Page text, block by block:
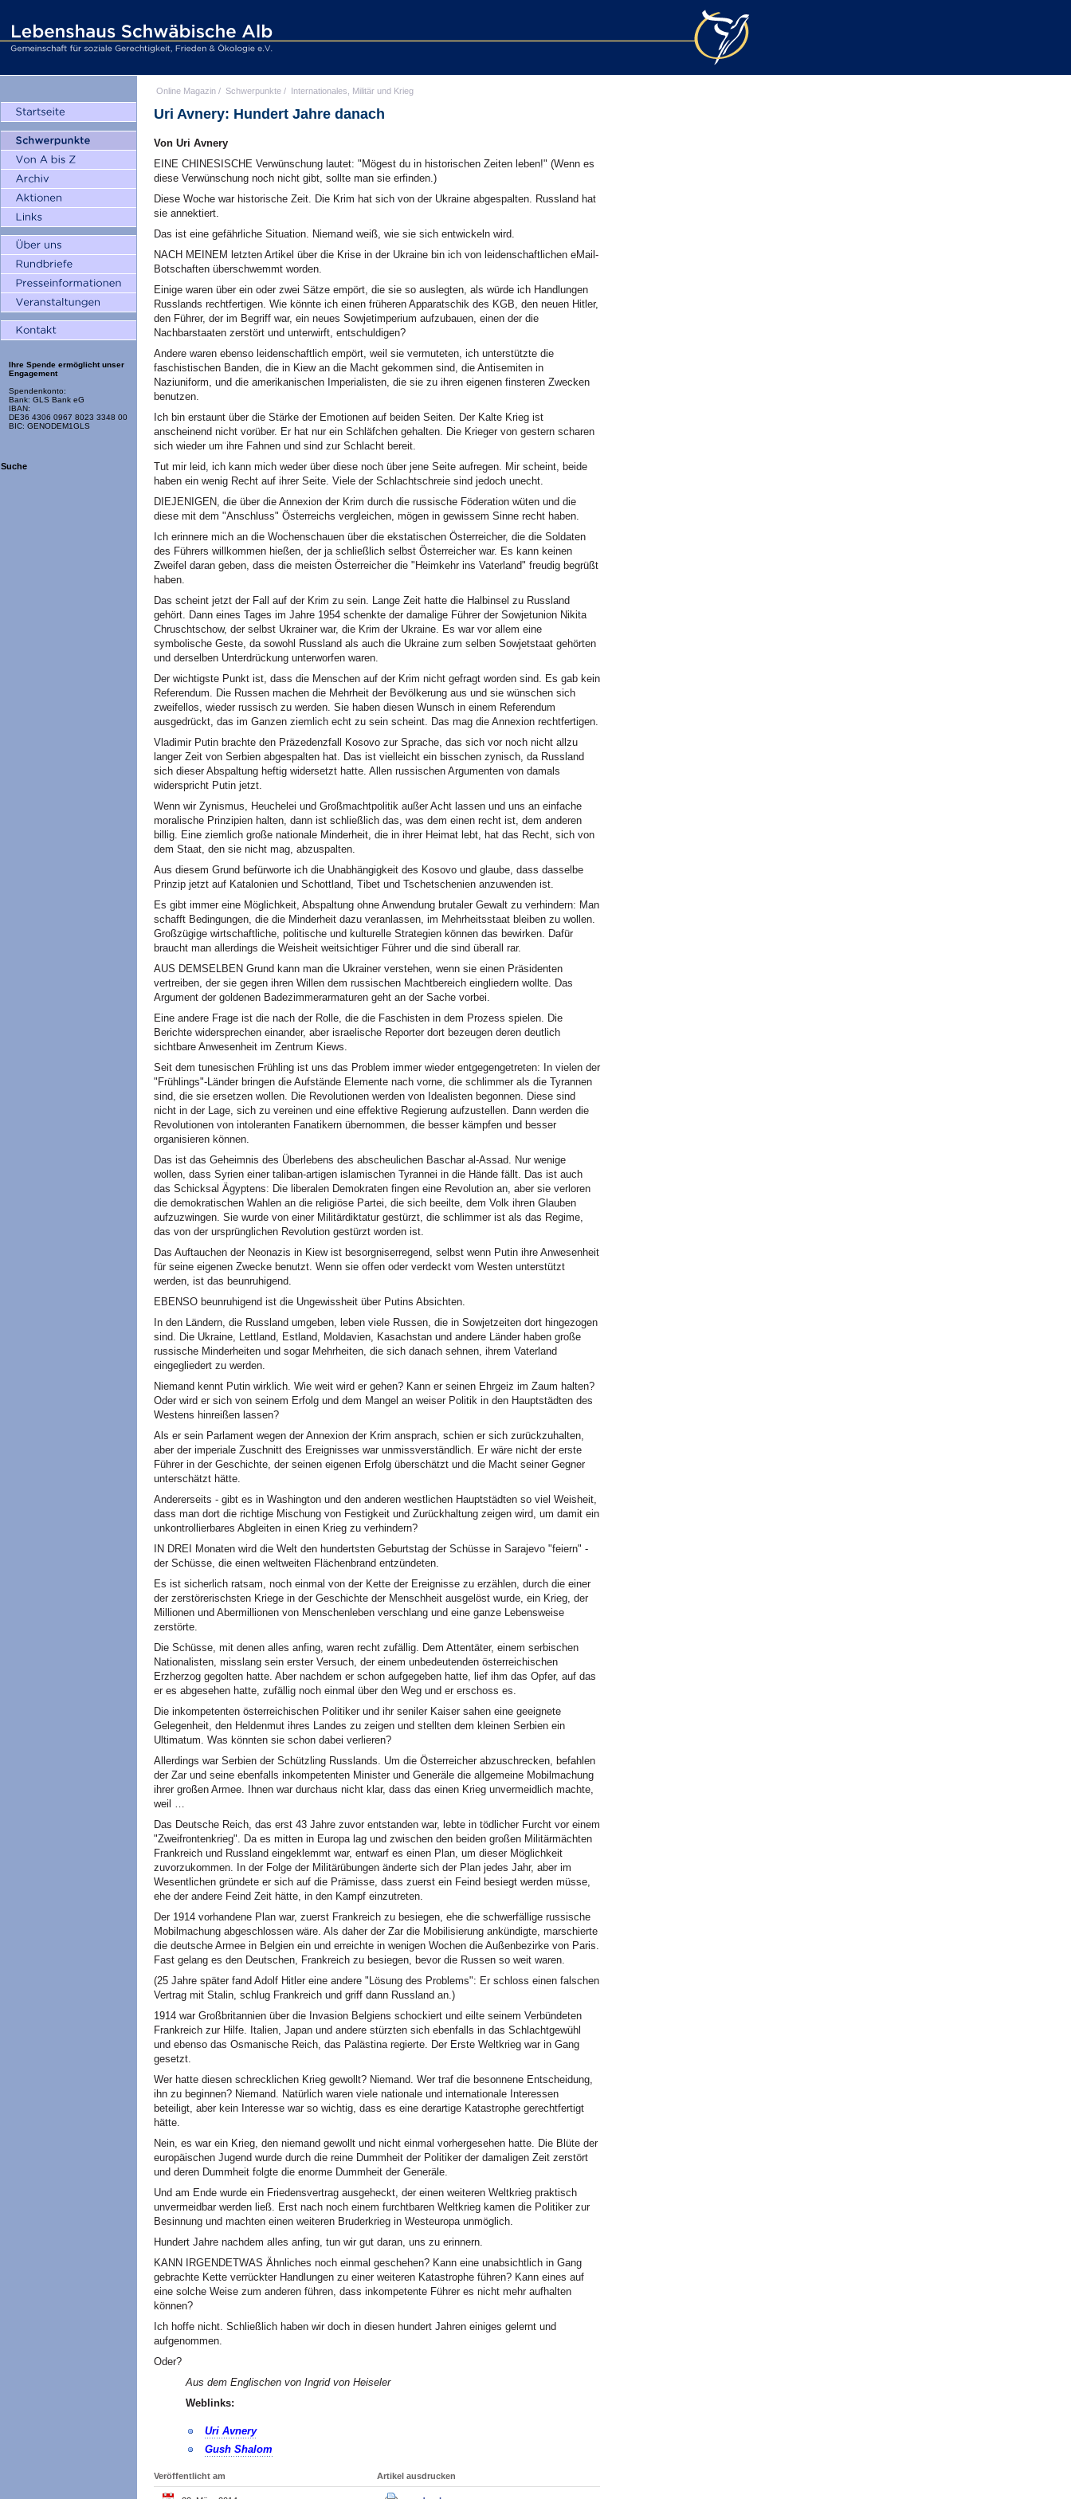
Ihre Spende ermöglicht unser
Engagement
Spendenkonto:
Bank: GLS Bank eG
IBAN:
DE36 4306 0967 8023 3348 00
BIC: GENODEM1GLS
Suche
Online Magazin / Schwerpunkte / Internationales, Militär und Krieg
Uri Avnery: Hundert Jahre danach
Von Uri Avnery
EINE CHINESISCHE Verwünschung lautet: "Mögest du in historischen Zeiten leben!" (Wenn es
diese Verwünschung noch nicht gibt, sollte man sie erfinden.)
Diese Woche war historische Zeit. Die Krim hat sich von der Ukraine abgespalten. Russland hat
sie annektiert.
Das ist eine gefährliche Situation. Niemand weiß, wie sie sich entwickeln wird.
NACH MEINEM letzten Artikel über die Krise in der Ukraine bin ich von leidenschaftlichen eMail-
Botschaften überschwemmt worden.
Einige waren über ein oder zwei Sätze empört, die sie so auslegten, als würde ich Handlungen
Russlands rechtfertigen. Wie könnte ich einen früheren Apparatschik des KGB, den neuen Hitler,
den Führer, der im Begriff war, ein neues Sowjetimperium aufzubauen, einen der die
Nachbarstaaten zerstört und unterwirft, entschuldigen?
Andere waren ebenso leidenschaftlich empört, weil sie vermuteten, ich unterstützte die
faschistischen Banden, die in Kiew an die Macht gekommen sind, die Antisemiten in
Naziuniform, und die amerikanischen Imperialisten, die sie zu ihren eigenen finsteren Zwecken
benutzen.
Ich bin erstaunt über die Stärke der Emotionen auf beiden Seiten. Der Kalte Krieg ist
anscheinend nicht vorüber. Er hat nur ein Schläfchen gehalten. Die Krieger von gestern scharen
sich wieder um ihre Fahnen und sind zur Schlacht bereit.
Tut mir leid, ich kann mich weder über diese noch über jene Seite aufregen. Mir scheint, beide
haben ein wenig Recht auf ihrer Seite. Viele der Schlachtschreie sind jedoch unecht.
DIEJENIGEN, die über die Annexion der Krim durch die russische Föderation wüten und die
diese mit dem "Anschluss" Österreichs vergleichen, mögen in gewissem Sinne recht haben.
Ich erinnere mich an die Wochenschauen über die ekstatischen Österreicher, die die Soldaten
des Führers willkommen hießen, der ja schließlich selbst Österreicher war. Es kann keinen
Zweifel daran geben, dass die meisten Österreicher die "Heimkehr ins Vaterland" freudig begrüßt
haben.
Das scheint jetzt der Fall auf der Krim zu sein. Lange Zeit hatte die Halbinsel zu Russland
gehört. Dann eines Tages im Jahre 1954 schenkte der damalige Führer der Sowjetunion Nikita
Chruschtschow, der selbst Ukrainer war, die Krim der Ukraine. Es war vor allem eine
symbolische Geste, da sowohl Russland als auch die Ukraine zum selben Sowjetstaat gehörten
und derselben Unterdrückung unterworfen waren.
Der wichtigste Punkt ist, dass die Menschen auf der Krim nicht gefragt worden sind. Es gab kein
Referendum. Die Russen machen die Mehrheit der Bevölkerung aus und sie wünschen sich
zweifellos, wieder russisch zu werden. Sie haben diesen Wunsch in einem Referendum
ausgedrückt, das im Ganzen ziemlich echt zu sein scheint. Das mag die Annexion rechtfertigen.
Vladimir Putin brachte den Präzedenzfall Kosovo zur Sprache, das sich vor noch nicht allzu
langer Zeit von Serbien abgespalten hat. Das ist vielleicht ein bisschen zynisch, da Russland
sich dieser Abspaltung heftig widersetzt hatte. Allen russischen Argumenten von damals
widerspricht Putin jetzt.
Wenn wir Zynismus, Heuchelei und Großmachtpolitik außer Acht lassen und uns an einfache
moralische Prinzipien halten, dann ist schließlich das, was dem einen recht ist, dem anderen
billig. Eine ziemlich große nationale Minderheit, die in ihrer Heimat lebt, hat das Recht, sich von
dem Staat, den sie nicht mag, abzuspalten.
Aus diesem Grund befürworte ich die Unabhängigkeit des Kosovo und glaube, dass dasselbe
Prinzip jetzt auf Katalonien und Schottland, Tibet und Tschetschenien anzuwenden ist.
Es gibt immer eine Möglichkeit, Abspaltung ohne Anwendung brutaler Gewalt zu verhindern: Man
schafft Bedingungen, die die Minderheit dazu veranlassen, im Mehrheitsstaat bleiben zu wollen.
Großzügige wirtschaftliche, politische und kulturelle Strategien können das bewirken. Dafür
braucht man allerdings die Weisheit weitsichtiger Führer und die sind überall rar.
AUS DEMSELBEN Grund kann man die Ukrainer verstehen, wenn sie einen Präsidenten
vertreiben, der sie gegen ihren Willen dem russischen Machtbereich eingliedern wollte. Das
Argument der goldenen Badezimmerarmaturen geht an der Sache vorbei.
Eine andere Frage ist die nach der Rolle, die die Faschisten in dem Prozess spielen. Die
Berichte widersprechen einander, aber israelische Reporter dort bezeugen deren deutlich
sichtbare Anwesenheit im Zentrum Kiews.
Seit dem tunesischen Frühling ist uns das Problem immer wieder entgegengetreten: In vielen der
"Frühlings"-Länder bringen die Aufstände Elemente nach vorne, die schlimmer als die Tyrannen
sind, die sie ersetzen wollen. Die Revolutionen werden von Idealisten begonnen. Diese sind
nicht in der Lage, sich zu vereinen und eine effektive Regierung aufzustellen. Dann werden die
Revolutionen von intoleranten Fanatikern übernommen, die besser kämpfen und besser
organisieren können.
Das ist das Geheimnis des Überlebens des abscheulichen Baschar al-Assad. Nur wenige
wollen, dass Syrien einer taliban-artigen islamischen Tyrannei in die Hände fällt. Das ist auch
das Schicksal Ägyptens: Die liberalen Demokraten fingen eine Revolution an, aber sie verloren
die demokratischen Wahlen an die religiöse Partei, die sich beeilte, dem Volk ihren Glauben
aufzuzwingen. Sie wurde von einer Militärdiktatur gestürzt, die schlimmer ist als das Regime,
das von der ursprünglichen Revolution gestürzt worden ist.
Das Auftauchen der Neonazis in Kiew ist besorgniserregend, selbst wenn Putin ihre Anwesenheit
für seine eigenen Zwecke benutzt. Wenn sie offen oder verdeckt vom Westen unterstützt
werden, ist das beunruhigend.
EBENSO beunruhigend ist die Ungewissheit über Putins Absichten.
In den Ländern, die Russland umgeben, leben viele Russen, die in Sowjetzeiten dort hingezogen
sind. Die Ukraine, Lettland, Estland, Moldavien, Kasachstan und andere Länder haben große
russische Minderheiten und sogar Mehrheiten, die sich danach sehnen, ihrem Vaterland
eingegliedert zu werden.
Niemand kennt Putin wirklich. Wie weit wird er gehen? Kann er seinen Ehrgeiz im Zaum halten?
Oder wird er sich von seinem Erfolg und dem Mangel an weiser Politik in den Hauptstädten des
Westens hinreißen lassen?
Als er sein Parlament wegen der Annexion der Krim ansprach, schien er sich zurückzuhalten,
aber der imperiale Zuschnitt des Ereignisses war unmissverständlich. Er wäre nicht der erste
Führer in der Geschichte, der seinen eigenen Erfolg überschätzt und die Macht seiner Gegner
unterschätzt hätte.
Andererseits - gibt es in Washington und den anderen westlichen Hauptstädten so viel Weisheit,
dass man dort die richtige Mischung von Festigkeit und Zurückhaltung zeigen wird, um damit ein
unkontrollierbares Abgleiten in einen Krieg zu verhindern?
IN DREI Monaten wird die Welt den hundertsten Geburtstag der Schüsse in Sarajevo "feiern" -
der Schüsse, die einen weltweiten Flächenbrand entzündeten.
Es ist sicherlich ratsam, noch einmal von der Kette der Ereignisse zu erzählen, durch die einer
der zerstörerischsten Kriege in der Geschichte der Menschheit ausgelöst wurde, ein Krieg, der
Millionen und Abermillionen von Menschenleben verschlang und eine ganze Lebensweise
zerstörte.
Die Schüsse, mit denen alles anfing, waren recht zufällig. Dem Attentäter, einem serbischen
Nationalisten, misslang sein erster Versuch, der einem unbedeutenden österreichischen
Erzherzog gegolten hatte. Aber nachdem er schon aufgegeben hatte, lief ihm das Opfer, auf das
er es abgesehen hatte, zufällig noch einmal über den Weg und er erschoss es.
Die inkompetenten österreichischen Politiker und ihr seniler Kaiser sahen eine geeignete
Gelegenheit, den Heldenmut ihres Landes zu zeigen und stellten dem kleinen Serbien ein
Ultimatum. Was könnten sie schon dabei verlieren?
Allerdings war Serbien der Schützling Russlands. Um die Österreicher abzuschrecken, befahlen
der Zar und seine ebenfalls inkompetenten Minister und Generäle die allgemeine Mobilmachung
ihrer großen Armee. Ihnen war durchaus nicht klar, dass das einen Krieg unvermeidlich machte,
weil …
Das Deutsche Reich, das erst 43 Jahre zuvor entstanden war, lebte in tödlicher Furcht vor einem
"Zweifrontenkrieg". Da es mitten in Europa lag und zwischen den beiden großen Militärmächten
Frankreich und Russland eingeklemmt war, entwarf es einen Plan, um dieser Möglichkeit
zuvorzukommen. In der Folge der Militärübungen änderte sich der Plan jedes Jahr, aber im
Wesentlichen gründete er sich auf die Prämisse, dass zuerst ein Feind besiegt werden müsse,
ehe der andere Feind Zeit hätte, in den Kampf einzutreten.
Der 1914 vorhandene Plan war, zuerst Frankreich zu besiegen, ehe die schwerfällige russische
Mobilmachung abgeschlossen wäre. Als daher der Zar die Mobilisierung ankündigte, marschierte
die deutsche Armee in Belgien ein und erreichte in wenigen Wochen die Außenbezirke von Paris.
Fast gelang es den Deutschen, Frankreich zu besiegen, bevor die Russen so weit waren.
(25 Jahre später fand Adolf Hitler eine andere "Lösung des Problems": Er schloss einen falschen
Vertrag mit Stalin, schlug Frankreich und griff dann Russland an.)
1914 war Großbritannien über die Invasion Belgiens schockiert und eilte seinem Verbündeten
Frankreich zur Hilfe. Italien, Japan und andere stürzten sich ebenfalls in das Schlachtgewühl
und ebenso das Osmanische Reich, das Palästina regierte. Der Erste Weltkrieg war in Gang
gesetzt.
Wer hatte diesen schrecklichen Krieg gewollt? Niemand. Wer traf die besonnene Entscheidung,
ihn zu beginnen? Niemand. Natürlich waren viele nationale und internationale Interessen
beteiligt, aber kein Interesse war so wichtig, dass es eine derartige Katastrophe gerechtfertigt
hätte.
Nein, es war ein Krieg, den niemand gewollt und nicht einmal vorhergesehen hatte. Die Blüte der
europäischen Jugend wurde durch die reine Dummheit der Politiker der damaligen Zeit zerstört
und deren Dummheit folgte die enorme Dummheit der Generäle.
Und am Ende wurde ein Friedensvertrag ausgeheckt, der einen weiteren Weltkrieg praktisch
unvermeidbar werden ließ. Erst nach noch einem furchtbaren Weltkrieg kamen die Politiker zur
Besinnung und machten einen weiteren Bruderkrieg in Westeuropa unmöglich.
Hundert Jahre nachdem alles anfing, tun wir gut daran, uns zu erinnern.
KANN IRGENDETWAS Ähnliches noch einmal geschehen? Kann eine unabsichtlich in Gang
gebrachte Kette verrückter Handlungen zu einer weiteren Katastrophe führen? Kann eines auf
eine solche Weise zum anderen führen, dass inkompetente Führer es nicht mehr aufhalten
können?
Ich hoffe nicht. Schließlich haben wir doch in diesen hundert Jahren einiges gelernt und
aufgenommen.
Oder?
Aus dem Englischen von Ingrid von Heiseler
Weblinks:
Uri Avnery
Gush Shalom
Veröffentlicht am Artikel ausdrucken